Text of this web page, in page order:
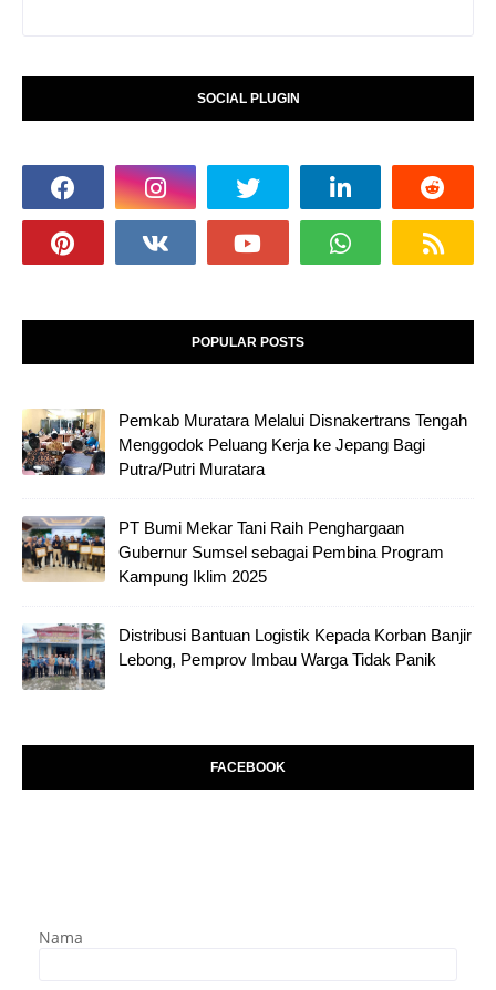
SOCIAL PLUGIN
POPULAR POSTS
Pemkab Muratara Melalui Disnakertrans Tengah
Menggodok Peluang Kerja ke Jepang Bagi
Putra/Putri Muratara
PT Bumi Mekar Tani Raih Penghargaan
Gubernur Sumsel sebagai Pembina Program
Kampung Iklim 2025
Distribusi Bantuan Logistik Kepada Korban Banjir
Lebong, Pemprov Imbau Warga Tidak Panik
FACEBOOK
Nama